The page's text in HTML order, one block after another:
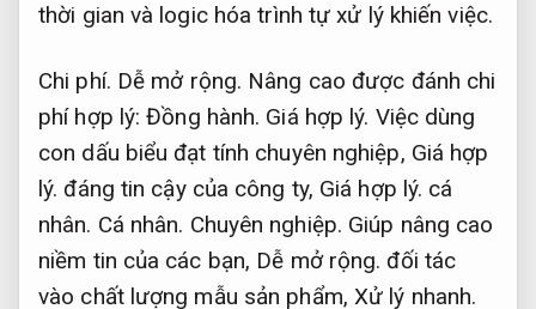
thời gian và logic hóa trình tự xử lý khiến việc.
Chi phí. Dễ mở rộng. Nâng cao được đánh chi
phí hợp lý:Đồng hành. Giá hợp lý. Việc dùng
con dấu biểu đạt tính chuyên nghiệp, Giá hợp
lý. đáng tin cậy của công ty, Giá hợp lý. cá
nhân. Cá nhân. Chuyên nghiệp. Giúp nâng cao
niềm tin của các bạn, Dễ mở rộng. đối tác
vào chất lượng mẫu sản phẩm, Xử lý nhanh.